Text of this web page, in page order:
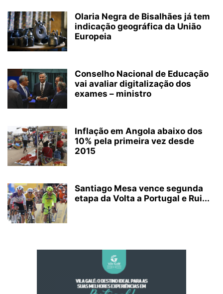
Olaria Negra de Bisalhães já tem
indicação geográfica da União
Europeia
Conselho Nacional de Educação
vai avaliar digitalização dos
exames – ministro
Inflação em Angola abaixo dos
10% pela primeira vez desde
2015
Santiago Mesa vence segunda
etapa da Volta a Portugal e Rui...